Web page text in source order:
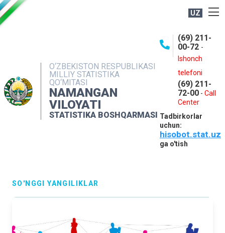
UZ
O‘ZBEKISTON RESPUBLIKASI
MILLIY STATISTIKA
QO‘MITASI
NAMANGAN
VILOYATI
STATISTIKA BOSHQARMASI
(69) 211-
00-72 -
Ishonch
telefoni
(69) 211-
72-00 - Call
Center
Tadbirkorlar
uchun:
hisobot.stat.uz
ga o'tish
NASHRLAR
INTERAKTIV XIZMATLAR
MATBUOT XIZMATI
MUROJAATLAR
SO'NGGI YANGILIKLAR